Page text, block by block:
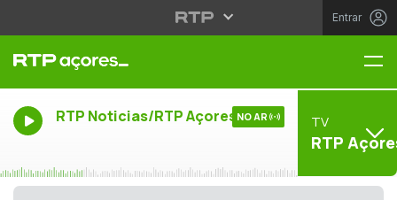
Entrar
RTP Noticias/RTP Açores NO AR TV
RTP